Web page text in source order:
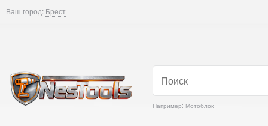
Ваш город: Брест
Например: Мотоблок